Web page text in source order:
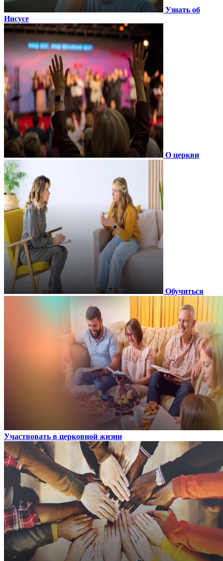
Узнать об
Иисусе
О церкви
Обучиться
Участвовать в церковной жизни